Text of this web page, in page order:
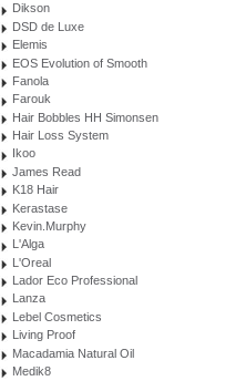
Dikson
DSD de Luxe
Elemis
EOS Evolution of Smooth
Fanola
Farouk
Hair Bobbles HH Simonsen
Hair Loss System
Ikoo
James Read
K18 Hair
Kerastase
Kevin.Murphy
L'Alga
L'Oreal
Lador Eco Professional
Lanza
Lebel Cosmetics
Living Proof
Macadamia Natural Oil
Medik8